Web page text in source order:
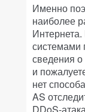
Именно
наиболее
системами
сведения
и
нет
AS
DDoS-